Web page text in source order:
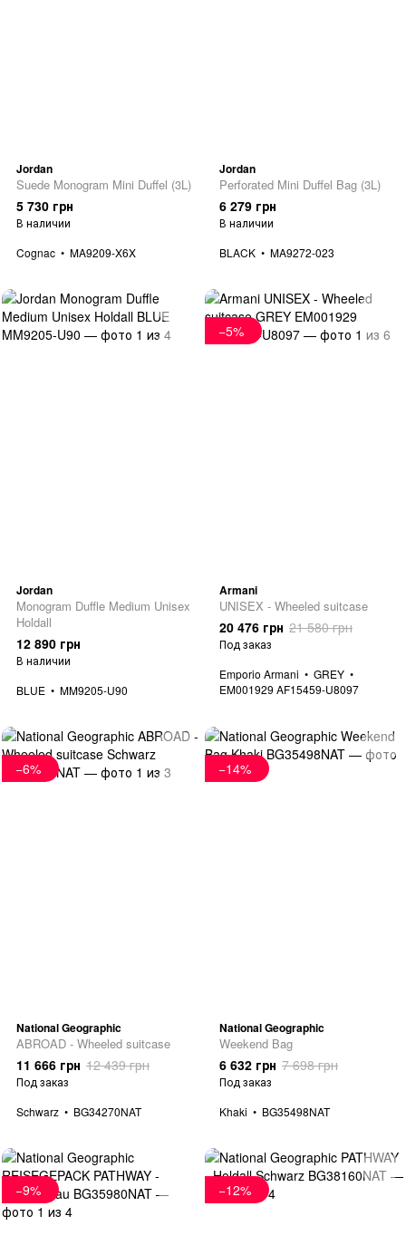
Jordan
Suede Monogram Mini Duffel (3L)
5 730 грн
В наличии
Cognac
MA9209-X6X
Jordan
Perforated Mini Duffel Bag (3L)
6 279 грн
В наличии
BLACK
MA9272-023
Jordan
Monogram Duffle Medium Unisex
Holdall
12 890 грн
В наличии
BLUE
MM9205-U90
−5%
Armani
UNISEX - Wheeled suitcase
20 476 грн 21 580 грн
Под заказ
Emporio Armani
GREY
EM001929 AF15459-U8097
−6%
National Geographic
ABROAD - Wheeled suitcase
11 666 грн 12 439 грн
Под заказ
Schwarz
BG34270NAT
−14%
National Geographic
Weekend Bag
6 632 грн 7 698 грн
Под заказ
Khaki
BG35498NAT
−9% −12%